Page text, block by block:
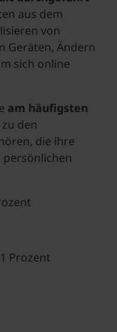
aus dem
von
Geräten, Ändern
sich online
am häufigsten
zu den
die ihre
Prozent